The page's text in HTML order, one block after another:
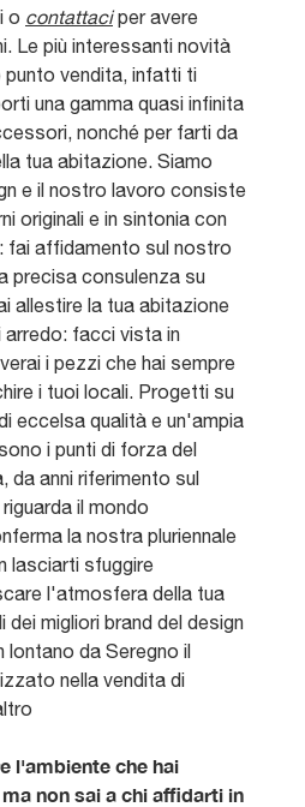
o contattaciper avere
Le più interessanti novità
vendita, infatti ti
una gamma quasi infinita
nonché per farti da
tua abitazione. Siamo
e il nostro lavoro consiste
originali e in sintonia con
fai affidamento sul nostro
precisa consulenza su
allestire la tua abitazione
arredo: facci vista in
i pezzi che hai sempre
i tuoi locali. Progetti su
eccelsa qualità e un'ampia
i punti di forza del
da anni riferimento sul
il mondo
la nostra pluriennale
lasciarti sfuggire
l'atmosfera della tua
migliori brand del design
lontano da Seregno il
nella vendita di
l'ambiente che hai
non sai a chi affidarti in